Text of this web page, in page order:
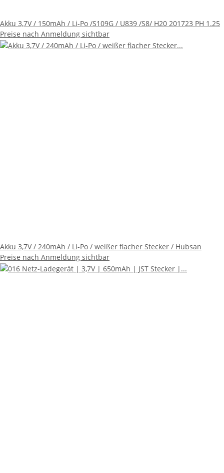
Akku 3,7V / 150mAh / Li-Po /S109G / U839 /S8/ H20 201723 PH 1.25
Preise nach Anmeldung sichtbar
Akku 3,7V / 240mAh / Li-Po / weißer flacher Stecker / Hubsan
Preise nach Anmeldung sichtbar